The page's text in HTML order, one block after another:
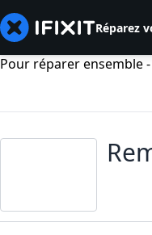
Réparez
Pour réparer ensemble -